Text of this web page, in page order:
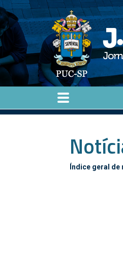
Pular para o conteúdo principal
Índice geral